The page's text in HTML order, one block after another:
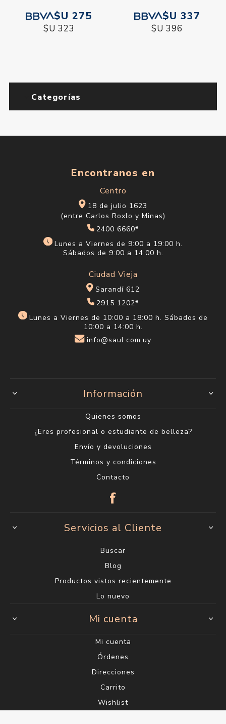
$U 275
$U 323
$U 337
$U 396
Categorías
Encontranos en
Centro
18 de julio 1623
(entre Carlos Roxlo y Minas)
2400 6660*
Lunes a Viernes de 9:00 a 19:00 h.
Sábados de 9:00 a 14:00 h.
Ciudad Vieja
Sarandí 612
2915 1202*
Lunes a Viernes de 10:00 a 18:00 h. Sábados de
10:00 a 14:00 h.
info@saul.com.uy
Información
Quienes somos
¿Eres profesional o estudiante de belleza?
Envío y devoluciones
Términos y condiciones
Contacto
Servicios al Cliente
Buscar
Blog
Productos vistos recientemente
Lo nuevo
Mi cuenta
Mi cuenta
Órdenes
Direcciones
Carrito
Wishlist